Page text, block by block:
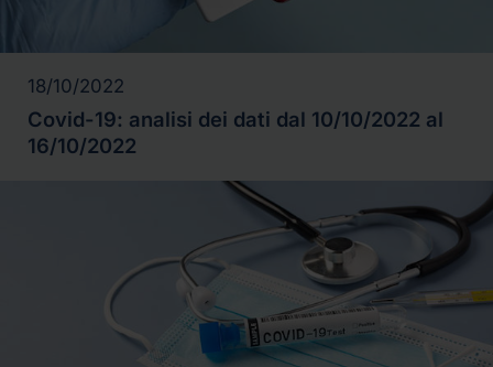
18/10/2022
Covid-19: analisi dei dati dal 10/10/2022 al
16/10/2022